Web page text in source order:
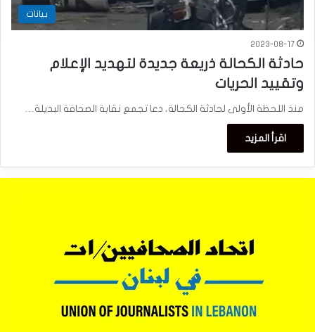
بيانات
2023-08-17
حادثة الكحالة ذريعة جديدة لتهديد الإعلام
وتقييد الحريات
منذ اللحظة الأولى لحادثة الكحالة، دعا تجمع نقابة الصحافة البديلة…
اقرأ المزيد